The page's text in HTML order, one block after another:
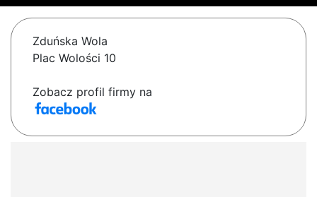
Zduńska Wola
Plac Wolości 10
Zobacz profil firmy na